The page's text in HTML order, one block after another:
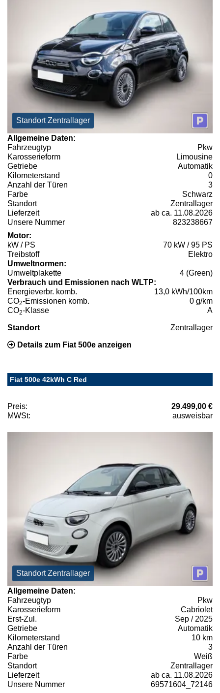
Standort Zentrallager
Allgemeine Daten:
Fahrzeugtyp
Pkw
Karosserieform
Limousine
Getriebe
Automatik
Kilometerstand
0
Anzahl der Türen
3
Farbe
Schwarz
Standort
Zentrallager
Lieferzeit
ab ca. 11.08.2026
Unsere Nummer
823238667
Motor:
kW / PS
70 kW / 95 PS
Treibstoff
Elektro
Umweltnormen:
Umweltplakette
4 (Green)
Verbrauch und Emissionen nach WLTP:
Energieverbr. komb.
13,0 kWh/100km
CO2-Emissionen komb.
0 g/km
CO2-Klasse A
Standort Zentrallager
Details zum Fiat 500e anzeigen
Fiat 500e 42kWh C Red
Preis:
29.499,00 €
MWSt:
ausweisbar
Standort Zentrallager
Allgemeine Daten:
Fahrzeugtyp
Pkw
Karosserieform
Cabriolet
Erst-Zul.
Sep / 2025
Getriebe
Automatik
Kilometerstand
10 km
Anzahl der Türen
3
Farbe
Weiß
Standort
Zentrallager
Lieferzeit
ab ca. 11.08.2026
Unsere Nummer
69571604_72146